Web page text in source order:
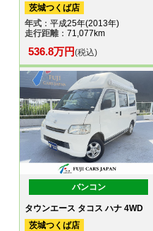
茨城つくば店
年式 ：平成25年(2013年)
走行距離：71,077km
536.8万円(税込)
バンコン
タウンエース タコス ハナ 4WD
茨城つくば店